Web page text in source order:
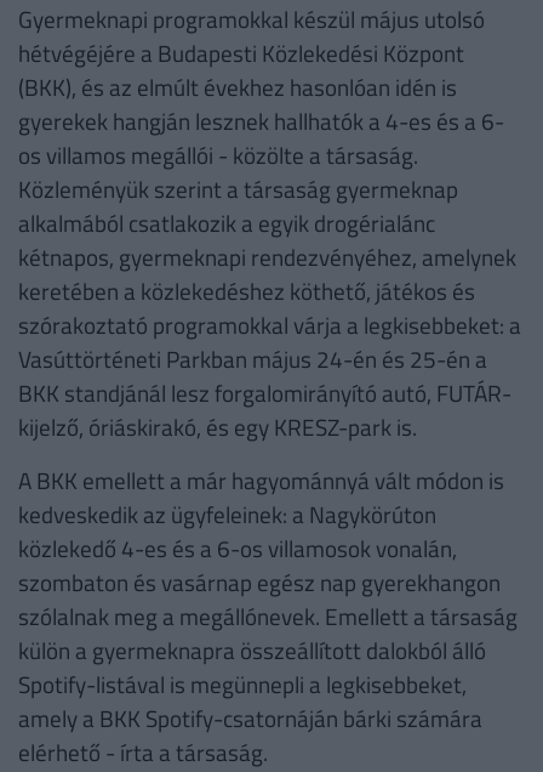
Gyermeknapi programokkal készül május utolsó
hétvégéjére a Budapesti Közlekedési Központ
(BKK), és az elmúlt évekhez hasonlóan idén is
gyerekek hangján lesznek hallhatók a 4-es és a 6-
os villamos megállói - közölte a társaság.
Közleményük szerint a társaság gyermeknap
alkalmából csatlakozik a egyik drogérialánc
kétnapos, gyermeknapi rendezvényéhez, amelynek
keretében a közlekedéshez köthető, játékos és
szórakoztató programokkal várja a legkisebbeket: a
Vasúttörténeti Parkban május 24-én és 25-én a
BKK standjánál lesz forgalomirányító autó, FUTÁR-
kijelző, óriáskirakó, és egy KRESZ-park is.
A BKK emellett a már hagyománnyá vált módon is
kedveskedik az ügyfeleinek: a Nagykörúton
közlekedő 4-es és a 6-os villamosok vonalán,
szombaton és vasárnap egész nap gyerekhangon
szólalnak meg a megállónevek. Emellett a társaság
külön a gyermeknapra összeállított dalokból álló
Spotify-listával is megünnepli a legkisebbeket,
amely a BKK Spotify-csatornáján bárki számára
elérhető - írta a társaság.